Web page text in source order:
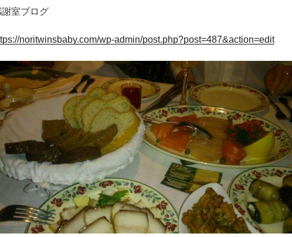
謝室ブログ
noritwinsbaby.com/wp-admin/post.php?post=487&action=edit